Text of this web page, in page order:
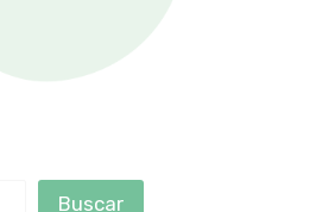
Buscar